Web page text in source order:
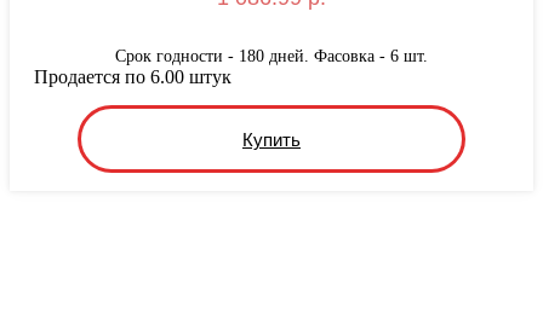
Срок годности - 180 дней. Фасовка - 6 шт.
Купить
Продается по 6.00 штук